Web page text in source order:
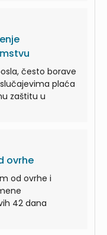
često borave
plaća
zaštitu u
ovrhe
od ovrhe i
42 dana